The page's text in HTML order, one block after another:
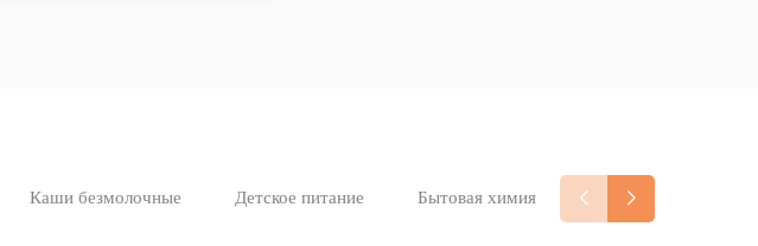
Каши безмолочные Детское питание Бытовая химия